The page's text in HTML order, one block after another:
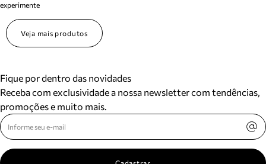
experimente
Veja mais produtos
Fique por dentro das novidades
Receba com exclusividade a nossa newsletter com tendências,
promoções e muito mais.